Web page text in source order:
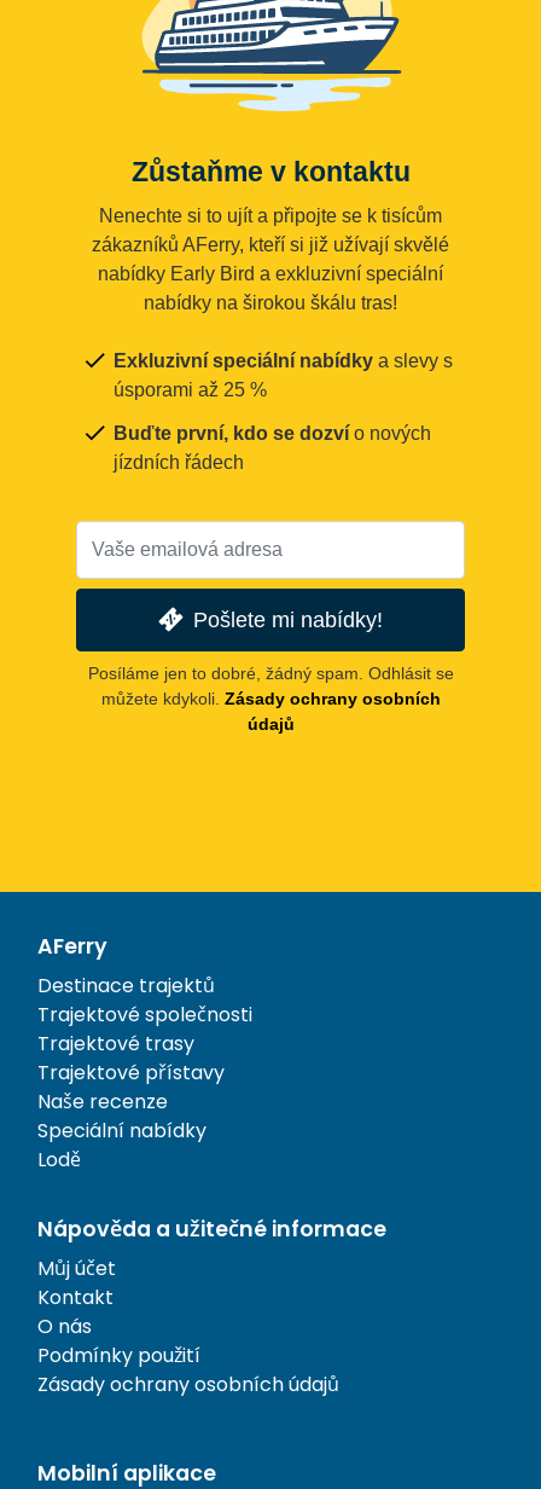
Zůstaňme v kontaktu
Nenechte si to ujít a připojte se k tisícům
zákazníků AFerry, kteří si již užívají skvělé
nabídky Early Bird a exkluzivní speciální
nabídky na širokou škálu tras!
Exkluzivní speciální nabídky a slevy s
úsporami až 25 %
Buďte první, kdo se dozví o nových
jízdních řádech
Pošlete mi nabídky!
Posíláme jen to dobré, žádný spam. Odhlásit se
můžete kdykoli. Zásady ochrany osobních
údajů
AFerry
Destinace trajektů
Trajektové společnosti
Trajektové trasy
Trajektové přístavy
Naše recenze
Speciální nabídky
Lodě
Nápověda a užitečné informace
Můj účet
Kontakt
O nás
Podmínky použití
Zásady ochrany osobních údajů
Mobilní aplikace